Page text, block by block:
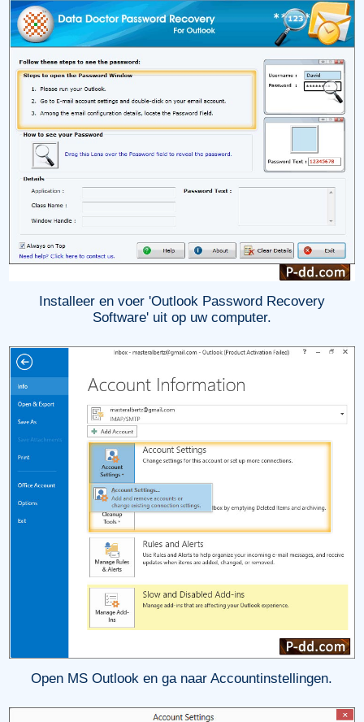
Installeer en voer 'Outlook Password Recovery
Software' uit op uw computer.
Open MS Outlook en ga naar Accountinstellingen.